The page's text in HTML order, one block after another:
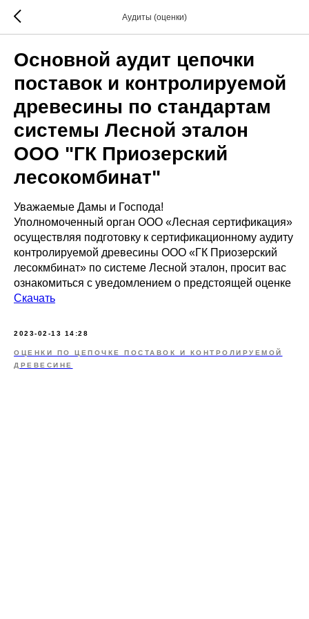
Аудиты (оценки)
Основной аудит цепочки
поставок и контролируемой
древесины по стандартам
системы Лесной эталон
ООО "ГК Приозерский
лесокомбинат"
Уважаемые Дамы и Господа!
Уполномоченный орган ООО «Лесная сертификация»
осуществляя подготовку к сертификационному аудиту
контролируемой древесины ООО «ГК Приозерский
лесокмбинат» по системе Лесной эталон, просит вас
ознакомиться с уведомлением о предстоящей оценке
Скачать
2023-02-13 14:28
ОЦЕНКИ ПО ЦЕПОЧКЕ ПОСТАВОК И КОНТРОЛИРУЕМОЙ
ДРЕВЕСИНЕ